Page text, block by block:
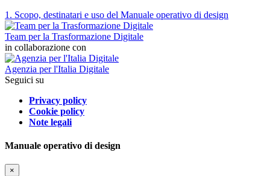
1. Scopo, destinatari e uso del Manuale operativo di design
Team per la Trasformazione Digitale
in collaborazione con
Agenzia per l'Italia Digitale
Seguici su
Privacy policy
Cookie policy
Note legali
Manuale operativo di design
×